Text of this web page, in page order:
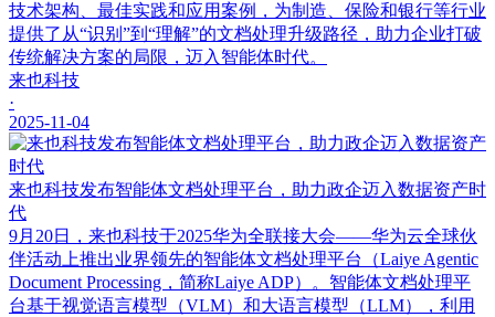
技术架构、最佳实践和应用案例，为制造、保险和银行等行业
提供了从“识别”到“理解”的文档处理升级路径，助力企业打破
传统解决方案的局限，迈入智能体时代。
来也科技
·
2025-11-04
来也科技发布智能体文档处理平台，助力政企迈入数据资产时
代
9月20日，来也科技于2025华为全联接大会——华为云全球伙
伴活动上推出业界领先的智能体文档处理平台（Laiye Agentic
Document Processing，简称Laiye ADP）。智能体文档处理平
台基于视觉语言模型（VLM）和大语言模型（LLM），利用